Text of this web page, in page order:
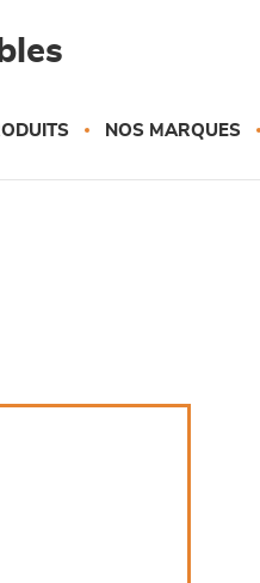
NOS MARQUES